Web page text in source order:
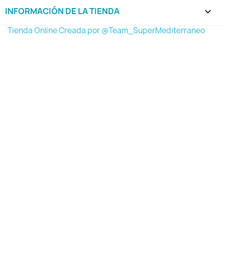
INFORMACIÓN DE LA TIENDA keyboard_arrow_down
Tienda Online Creada por @Team_SuperMediterraneo